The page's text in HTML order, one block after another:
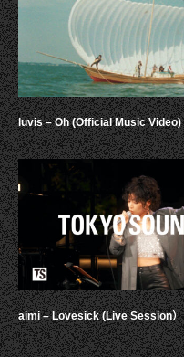
luvis – Oh (Official Music Video)
aimi – Lovesick (Live Session）